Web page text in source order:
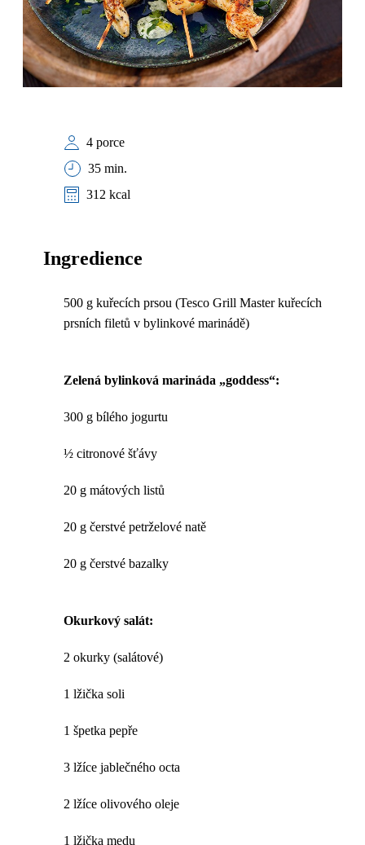
4 porce
35 min.
312 kcal
Ingredience
500 g kuřecích prsou (Tesco Grill Master kuřecích
prsních filetů v bylinkové marinádě)
Zelená bylinková marináda „goddess“:
300 g bílého jogurtu
½ citronové šťávy
20 g mátových listů
20 g čerstvé petrželové natě
20 g čerstvé bazalky
Okurkový salát:
2 okurky (salátové)
1 lžička soli
1 špetka pepře
3 lžíce jablečného octa
2 lžíce olivového oleje
1 lžička medu